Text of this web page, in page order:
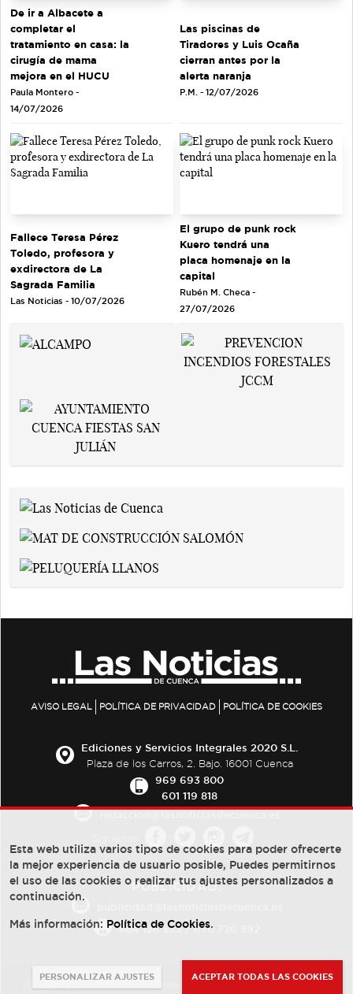
De ir a Albacete a
completar el
tratamiento en casa: la
cirugía de mama
mejora en el HUCU
Paula Montero -
14/07/2026
Las piscinas de
Tiradores y Luis Ocaña
cierran antes por la
alerta naranja
P.M. - 12/07/2026
Fallece Teresa Pérez
Toledo, profesora y
exdirectora de La
Sagrada Familia
Las Noticias - 10/07/2026
El grupo de punk rock
Kuero tendrá una
placa homenaje en la
capital
Rubén M. Checa -
27/07/2026
AVISO LEGAL POLÍTICA DE PRIVACIDAD POLÍTICA DE COOKIES
Ediciones y Servicios Integrales 2020 S.L.
Plaza de los Carros, 2. Bajo. 16001 Cuenca
969 693 800
601 119 818
PUBLICIDAD:
684 126 573/670 726 392
Esta web utiliza varios tipos de cookies para poder ofrecerte
la mejor experiencia de usuario posible, Puedes permitirnos
el uso de las cookies o realizar tus ajustes personalizados a
continuación.
Más información: Política de Cookies.
PERSONALIZAR AJUSTES ACEPTAR TODAS LAS COOKIES